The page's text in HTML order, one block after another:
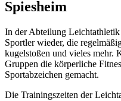
Spiesheim
In der Abteilung
Sportler wieder, die
kugelstoßen und vieles mehr.
Gruppen die körperliche
Sportabzeichen gemacht.
Die Trainingszeiten der